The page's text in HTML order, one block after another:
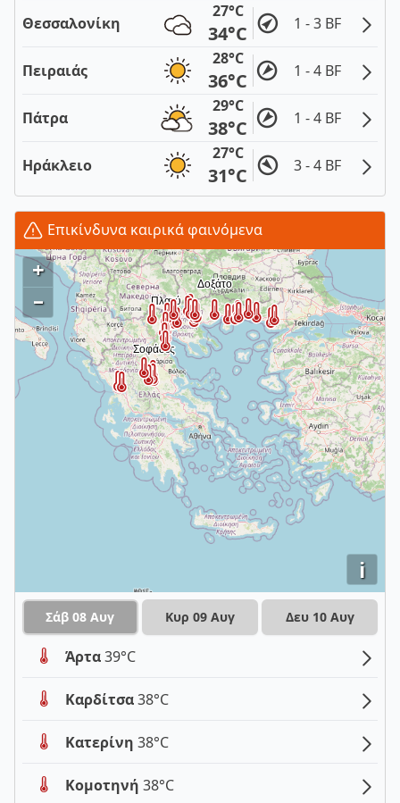
Θεσσαλονίκη
27°C
34°C 1 - 3 BF
Πειραιάς
28°C
36°C 1 - 4 BF
Πάτρα
29°C
38°C 1 - 4 BF
Ηράκλειο
27°C
31°C 3 - 4 BF
Επικίνδυνα καιρικά φαινόμενα
i
+
–
Σάβ 08 Αυγ Κυρ 09 Αυγ Δευ 10 Αυγ
Άρτα39°C
Καρδίτσα38°C
Κατερίνη 38°C
Κομοτηνή 38°C